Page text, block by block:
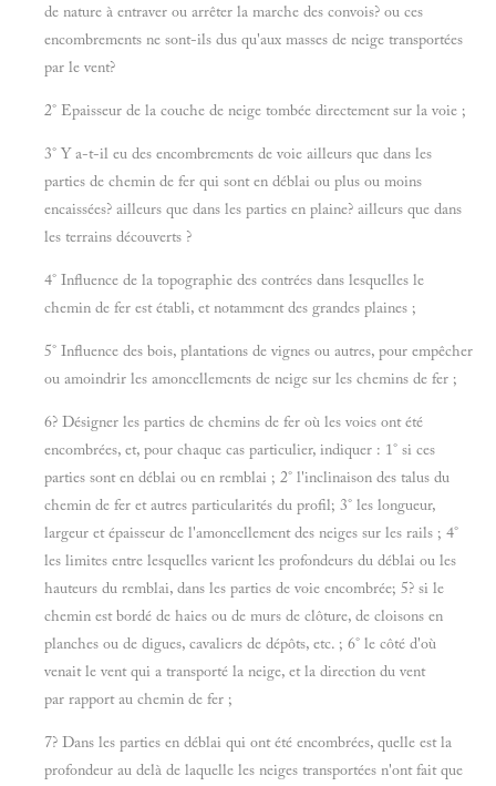
de nature à entraver ou arrêter la marche des convois? ou ces
encombrements ne sont-ils dus qu'aux masses de neige transportées
par le vent?
2° Epaisseur de la couche de neige tombée directement sur la voie ;
3° Y a-t-il eu des encombrements de voie ailleurs que dans les
parties de chemin de fer qui sont en déblai ou plus ou moins
encaissées? ailleurs que dans les parties en plaine? ailleurs que dans
les terrains découverts ?
4° Influence de la topographie des contrées dans lesquelles le
chemin de fer est établi, et notamment des grandes plaines ;
5° Influence des bois, plantations de vignes ou autres, pour empêcher
ou amoindrir les amoncellements de neige sur les chemins de fer ;
6? Désigner les parties de chemins de fer où les voies ont été
encombrées, et, pour chaque cas particulier, indiquer : 1° si ces
parties sont en déblai ou en remblai ; 2° l'inclinaison des talus du
chemin de fer et autres particularités du profil; 3° les longueur,
largeur et épaisseur de l'amoncellement des neiges sur les rails ; 4°
les limites entre lesquelles varient les profondeurs du déblai ou les
hauteurs du remblai, dans les parties de voie encombrée; 5? si le
chemin est bordé de haies ou de murs de clôture, de cloisons en
planches ou de digues, cavaliers de dépôts, etc. ; 6° le côté d'où
venait le vent qui a transporté la neige, et la direction du vent
par rapport au chemin de fer ;
7? Dans les parties en déblai qui ont été encombrées, quelle est la
profondeur au delà de laquelle les neiges transportées n'ont fait que